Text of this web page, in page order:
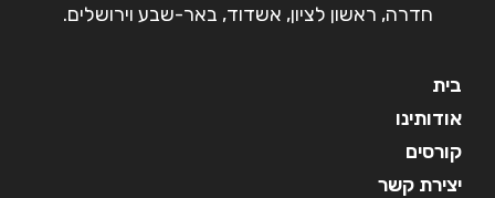
חדרה, ראשון לציון, אשדוד, באר-שבע וירושלים.
בית
אודותינו
קורסים
יצירת קשר